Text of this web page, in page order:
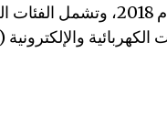
بزيادة هائلة بلغت 489%